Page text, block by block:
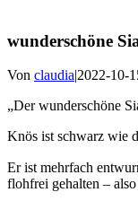
wunderschöne
Von claudia|2022-10-
„Der wunderschöne
Knös ist schwarz wie
Er ist mehrfach
flohfrei gehalten –